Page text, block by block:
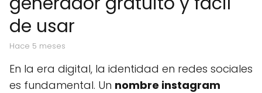
de usar
hace 5 meses
En la era digital, la identidad en redes sociales
es fundamental. Un nombre instagram